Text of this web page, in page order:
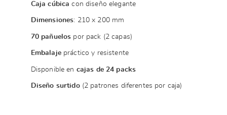
Caja cúbica con diseño elegante
Dimensiones: 210 x 200 mm
70 pañuelos por pack (2 capas)
Embalajepráctico y resistente
Disponible en cajas de 24 packs
Diseño surtido(2 patrones diferentes por caja)